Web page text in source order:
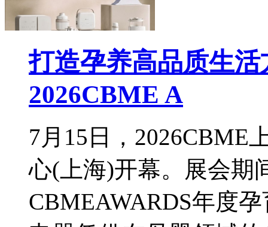
打造孕养高品质生
2026CBME A
7月15日，2026CBME
心(上海)开幕。展会期
CBMEAWARDS年度